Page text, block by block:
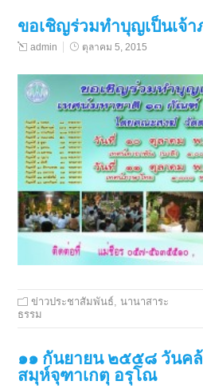
ขอเชิญร่วมทำบุญเป็นเจ้
admin ตุลาคม 5, 2015
ข่าวประชาสัมพันธ์ ,นานาสาระ
ธรรม
๑๑ กันยายน ๒๕๕๘ วันค
สมุห์จุฑาเกตุ อรุโณ